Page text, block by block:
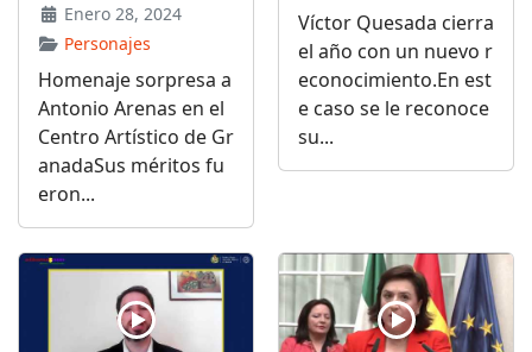
Enero 28, 2024
Personajes
Homenaje sorpresa a
Antonio Arenas en el
Centro Artístico de Gr
anadaSus méritos fu
eron...
Víctor Quesada cierra
el año con un nuevo r
econocimiento.En est
e caso se le reconoce
su...